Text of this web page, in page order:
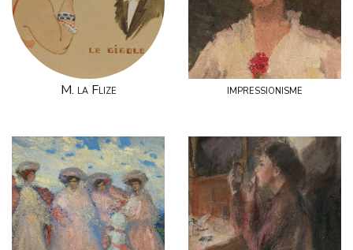
M. la Flize impressionisme